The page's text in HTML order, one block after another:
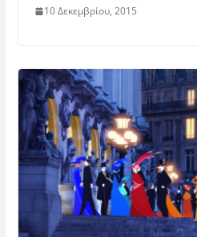
10 Δεκεμβρίου, 2015